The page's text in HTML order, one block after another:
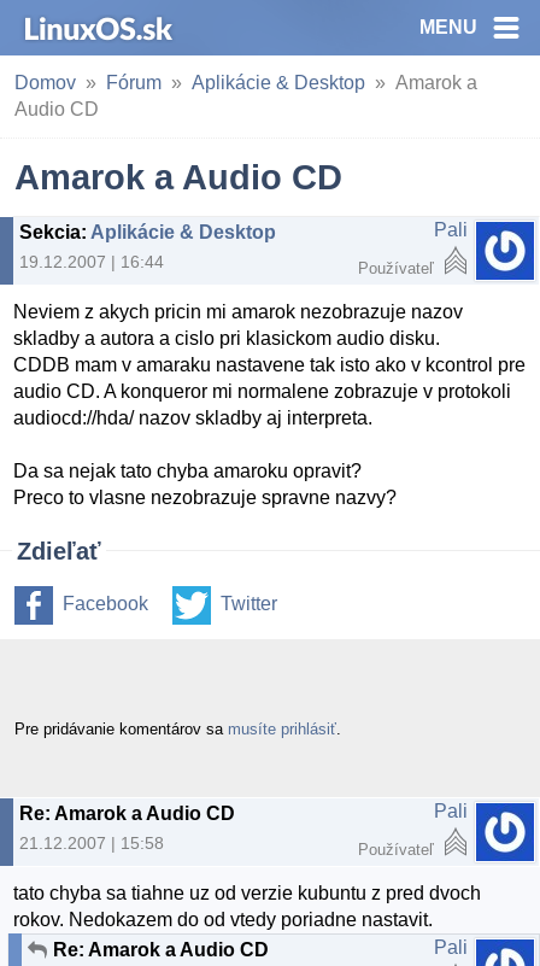
MENU
Domov Fórum Aplikácie & Desktop
Amarok a
Audio CD
Amarok a Audio CD
Sekcia: Aplikácie & Desktop
19.12.2007 | 16:44
Pali
Používateľ
Neviem z akych pricin mi amarok nezobrazuje nazov
skladby a autora a cislo pri klasickom audio disku.
CDDB mam v amaraku nastavene tak isto ako v kcontrol pre
audio CD. A konqueror mi normalene zobrazuje v protokoli
audiocd://hda/ nazov skladby aj interpreta.
Da sa nejak tato chyba amaroku opravit?
Preco to vlasne nezobrazuje spravne nazvy?
Zdieľať
Facebook Twitter
Pre pridávanie komentárov sa musíte prihlásiť
Re: Amarok a Audio CD
21.12.2007 | 15:58
Pali
Používateľ
tato chyba sa tiahne uz od verzie kubuntu z pred dvoch
rokov. Nedokazem do od vtedy poriadne nastavit.
Re: Amarok a Audio CD
Pali